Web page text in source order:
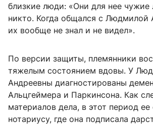
близкие люди: «Они для нее чужие
никто. Когда общался с Людмилой
их вообще не знал и не видел».
По версии защиты, племянники
тяжелым состоянием вдовы. У
Андреевны диагностированы
Альцгеймера и Паркинсона. Как
материалов дела, в этот период ее
нотариусу, где она подписала